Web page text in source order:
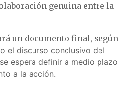
genuina entre la
un documento final, según
el discurso conclusivo del
espera definir a medio plazo
a la acción.